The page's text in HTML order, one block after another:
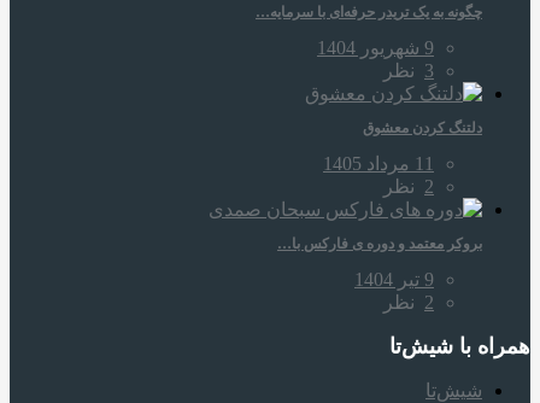
چگونه به یک تریدر حرفه‌ای با سرمایه…
9 شهریور 1404
3 نظر
دلتنگ کردن معشوق
11 مرداد 1405
2 نظر
بروکر معتمد و دوره‌ ی فارکس با…
9 تیر 1404
2 نظر
همراه‌ با شیش‌تا
شیش‌تا